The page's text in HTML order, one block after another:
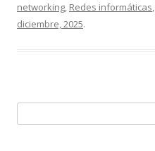
networking, Redes informáticas,
diciembre, 2025.